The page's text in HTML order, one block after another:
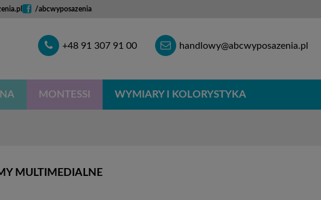
/abcwyposazenia
E- handlowy@abcwyposazenia.pl
Telefon+48 91 307 91 00
MONTESSI WYMIARY I KOLORYSTYKA
MULTIMEDIALNE